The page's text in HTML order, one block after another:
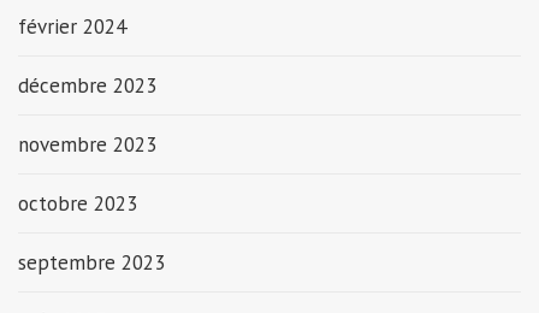
février 2024
décembre 2023
novembre 2023
octobre 2023
septembre 2023